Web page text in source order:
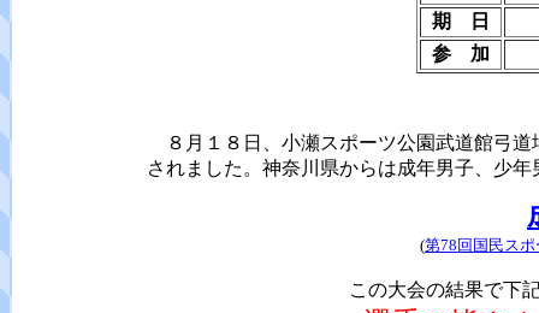
期 日
参 加
８月１８日、小瀬スポーツ公園武道館弓道
されました。神奈川県からは成年男子、少
(第78回国民ス
この大会の結果で下